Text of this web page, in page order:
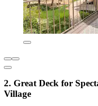
2. Great Deck for
Village